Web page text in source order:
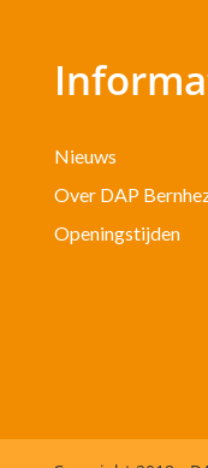
Nieuws
Over DAP
Openingstijden